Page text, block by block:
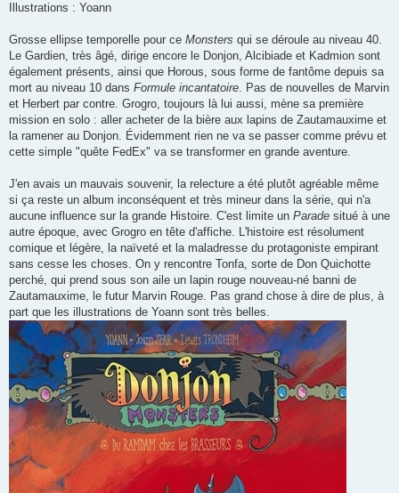
Illustrations : Yoann
Grosse ellipse temporelle pour ce Monsters qui se déroule au niveau 40.
Le Gardien, très âgé, dirige encore le Donjon, Alcibiade et Kadmion sont
également présents, ainsi que Horous, sous forme de fantôme depuis sa
mort au niveau 10 dans Formule incantatoire. Pas de nouvelles de Marvin
et Herbert par contre. Grogro, toujours là lui aussi, mène sa première
mission en solo : aller acheter de la bière aux lapins de Zautamauxime et
la ramener au Donjon. Évidemment rien ne va se passer comme prévu et
cette simple "quête FedEx" va se transformer en grande aventure.
J'en avais un mauvais souvenir, la relecture a été plutôt agréable même
si ça reste un album inconséquent et très mineur dans la série, qui n'a
aucune influence sur la grande Histoire. C'est limite un Parade situé à une
autre époque, avec Grogro en tête d'affiche. L'histoire est résolument
comique et légère, la naïveté et la maladresse du protagoniste empirant
sans cesse les choses. On y rencontre Tonfa, sorte de Don Quichotte
perché, qui prend sous son aile un lapin rouge nouveau-né banni de
Zautamauxime, le futur Marvin Rouge. Pas grand chose à dire de plus, à
part que les illustrations de Yoann sont très belles.